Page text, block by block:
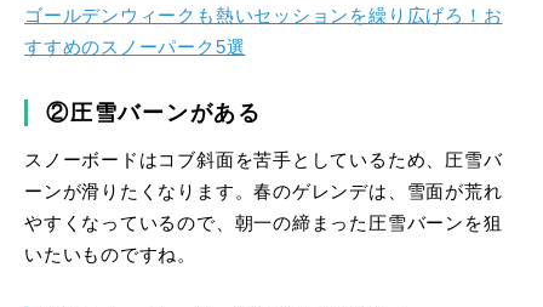
ゴールデンウィークも熱いセッションを繰り広げろ！お
すすめのスノーパーク5選
②圧雪バーンがある
スノーボードはコブ斜面を苦手としているため、圧雪バ
ーンが滑りたくなります。春のゲレンデは、雪面が荒れ
やすくなっているので、朝一の締まった圧雪バーンを狙
いたいものですね。